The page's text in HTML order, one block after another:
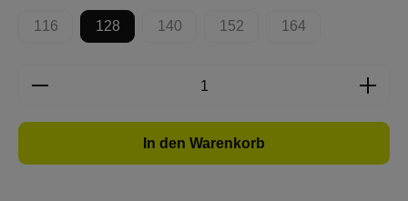
116
(Diese Option ist zurzeit nicht verfügbar.)
128 140
(Diese Option ist zurzeit nicht verfügbar.)
152
(Diese Option ist zurzeit nicht
164
(Diese Option ist
Produkt Anzahl: Gib den gewünschten
In den Warenkorb